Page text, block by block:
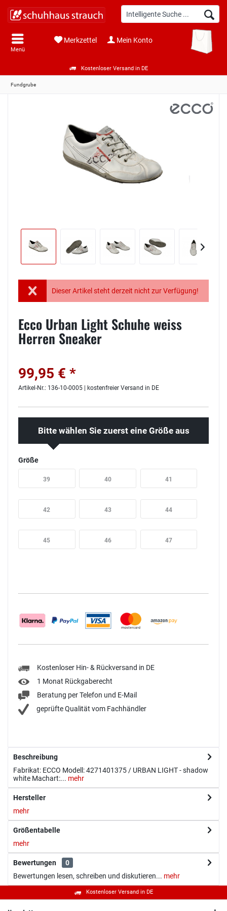
Kostenloser Versand in DE
Menü
Merkzettel Mein Konto
Fundgrube
Dieser Artikel steht derzeit nicht zur Verfügung!
Ecco Urban Light Schuhe weiss
Herren Sneaker
99,95 € *
Artikel-Nr.: 136-10-0005 | kostenfreier Versand in DE
Bitte wählen Sie zuerst eine Größe aus
Größe
39 40 41
42 43 44
45 46 47
Kostenloser Hin- & Rückversand in DE
1 Monat Rückgaberecht
Beratung per Telefon und E-Mail
geprüfte Qualität vom Fachhändler
Beschreibung
Fabrikat: ECCO Modell: 4271401375 / URBAN LIGHT - shadow
white Machart:... mehr
Hersteller
mehr
Größentabelle
mehr
Bewertungen
0
Bewertungen lesen, schreiben und diskutieren... mehr
Kostenloser Versand in DE